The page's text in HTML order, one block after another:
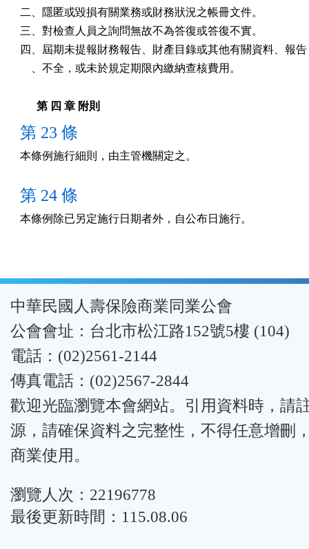
二、隱匿或毀損有關業務或財務狀況之帳冊文件。
三、對檢查人員之詢問無故不為答復或答復不實。
四、屆期未提報財務報告、財產目錄或其他有關資料、報
    、不全，或未於規定期限內繳納查核費用。
第 四 章 附則
第 23 條
本條例施行細則，由主管機關定之。
第 24 條
本條例除已另定施行日期者外，自公布日施行。
:::中華民國人壽保險商業同業公會
公會會址：台北市松江路152號5樓 (104)
電話：(02)2561-2144
傳真電話：(02)2567-2844
歡迎光臨瀏覽本會網站。引用資料時，請
源，請確保資料之完整性，不得任意增刪
商業使用。
瀏覽人次：22196778
最後更新時間：115.08.06